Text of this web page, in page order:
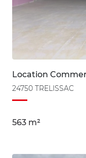
Location
24750 TRELISSAC
563 m²